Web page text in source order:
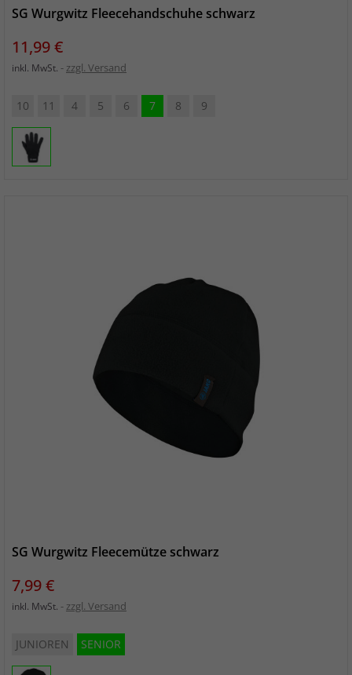
SG Wurgwitz Fleecehandschuhe schwarz
Preis
11,99 €
inkl. MwSt. zzgl. Versand
10 11 4 5 6 7 8 9
SG Wurgwitz Fleecemütze schwarz
Preis
7,99 €
inkl. MwSt. zzgl. Versand
JUNIOREN SENIOR